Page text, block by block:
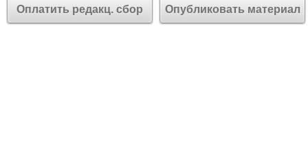
Оплатить редакц. сбор Опубликовать материал